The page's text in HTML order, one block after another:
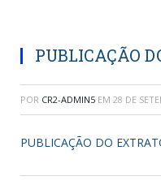
PUBLICAÇÃO
POR CR2-ADMIN5 EM 28 DE
PUBLICAÇÃO DO